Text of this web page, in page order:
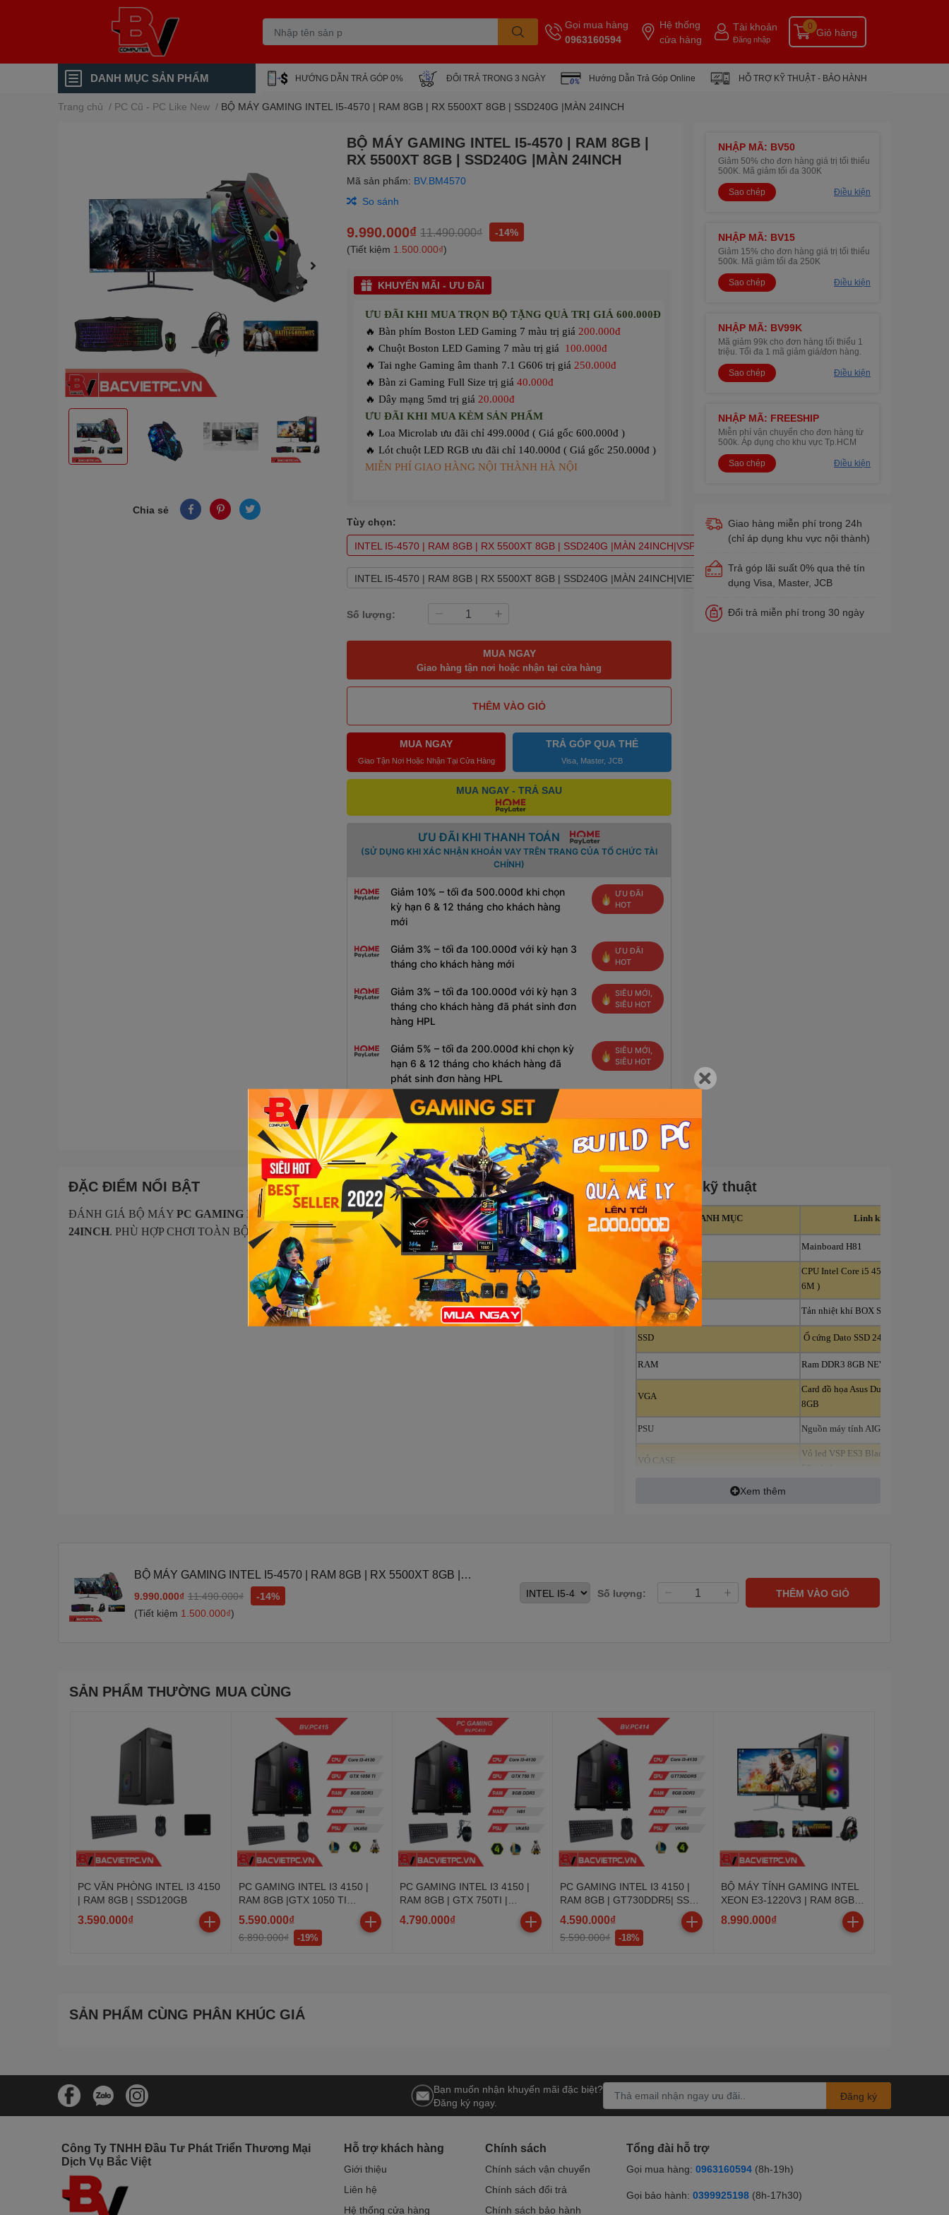
Gọi mua hàng
0963160594
Hệ thống
cửa hàng
Tài khoản
Đăng nhập
Giỏ hàng
0
DANH MỤC SẢN PHẨM HƯỚNG DẪN TRẢ GÓP 0% ĐỔI TRẢ TRONG 3 NGÀY Hướng Dẫn Trả Góp Online HỖ TRỢ KỸ THUẬT - BẢO HÀNH
Trang chủ / PC Cũ - PC Like New / BỘ MÁY GAMING INTEL I5-4570 | RAM 8GB | RX 5500XT 8GB | SSD240G |MÀN 24INCH
Chia sẻ
BỘ MÁY GAMING INTEL I5-4570 | RAM 8GB |
RX 5500XT 8GB | SSD240G |MÀN 24INCH
Mã sản phẩm: BV.BM4570
So sánh
9.990.000₫ 11.490.000₫
-14%
(Tiết kiệm 1.500.000₫)
KHUYẾN MÃI - ƯU ĐÃI
ƯU ĐÃI KHI MUA TRỌN BỘ TẶNG QUÀ TRỊ GIÁ 600.000Đ
🔥 Bàn phím Boston LED Gaming 7 màu trị giá 200.000đ
🔥 Chuột Boston LED Gaming 7 màu trị giá 100.000đ
🔥 Tai nghe Gaming âm thanh 7.1 G606 trị giá 250.000đ
🔥 Bàn zi Gaming Full Size trị giá40.000đ
🔥 Dây mạng 5md trị giá 20.000đ
ƯU ĐÃI KHI MUA KÈM SẢN PHẨM
🔥 Loa Microlab ưu đãi chỉ 499.000đ ( Giá gốc 600.000đ )
🔥 Lót chuột LED RGB ưu đãi chỉ 140.000đ ( Giá gốc 250.000đ )
MIỄN PHÍ GIAO HÀNG NỘI THÀNH HÀ NỘI
Tùy chọn:
INTEL I5-4570 | RAM 8GB | RX 5500XT 8GB | SSD240G |MÀN 24INCH|VSP ES3
INTEL I5-4570 | RAM 8GB | RX 5500XT 8GB | SSD240G |MÀN 24INCH|VIETTECH
Số lượng:
MUA NGAY
Giao hàng tận nơi hoặc nhận tại cửa hàng
THÊM VÀO GIỎ
MUA NGAY
Giao Tận Nơi Hoặc Nhận Tại Cửa Hàng
TRẢ GÓP QUA THẺ
Visa, Master, JCB
MUA NGAY - TRẢ SAU
ƯU ĐÃI KHI THANH TOÁN
(SỬ DỤNG KHI XÁC NHẬN KHOẢN VAY TRÊN TRANG CỦA TỔ CHỨC TÀI
CHÍNH)
Giảm 10% – tối đa 500.000đ khi chọn
kỳ hạn 6 & 12 tháng cho khách hàng
mới
ƯU ĐÃI
HOT
Giảm 3% – tối đa 100.000đ với kỳ hạn 3
tháng cho khách hàng mới
ƯU ĐÃI
HOT
Giảm 3% – tối đa 100.000đ với kỳ hạn 3
tháng cho khách hàng đã phát sinh đơn
hàng HPL
SIÊU MỚI,
SIÊU HOT
Giảm 5% – tối đa 200.000đ khi chọn kỳ
hạn 6 & 12 tháng cho khách hàng đã
phát sinh đơn hàng HPL
SIÊU MỚI,
SIÊU HOT
Powered by
Gọi đặt mua1800.0000
NHẬP MÃ: BV50
Giảm 50% cho đơn hàng giá trị tối thiểu
500K. Mã giảm tối đa 300K
Sao chép
Điều kiện
NHẬP MÃ: BV15
Giảm 15% cho đơn hàng giá trị tối thiểu
500k. Mã giảm tối đa 250K
Sao chép
Điều kiện
NHẬP MÃ: BV99K
Mã giảm 99k cho đơn hàng tối thiểu 1
triệu. Tối đa 1 mã giảm giá/đơn hàng.
Sao chép
Điều kiện
NHẬP MÃ: FREESHIP
Miễn phí vận chuyển cho đơn hàng từ
500k. Áp dụng cho khu vực Tp.HCM
Sao chép
Điều kiện
Giao hàng miễn phí trong 24h
(chỉ áp dụng khu vực nội thành)
Trả góp lãi suất 0% qua thẻ tín
dụng Visa, Master, JCB
Đổi trả miễn phí trong 30 ngày
ĐẶC ĐIỂM NỔI BẬT
ĐÁNH GIÁ BỘ MÁY PC GAMING INTEL I5-4570 | RAM 8GB | RX 5500XT 8GB | SSD240G |MÀN
24INCH. PHÙ HỢP CHƠI TOÀN BỘ CÁC GAME THỊNH HÀNH HIỆN NAY TRONG TẦM GIÁ TỐI ƯU .
Thông số kỹ thuật
DANH MỤC Linh kiện
MAINBOARD Mainboard H81
CPU
CPU Intel Core i5 4570 (3.60GHz,
6M )
TẢN NHIỆT Tản nhiệt khí BOX Stock Intel
SSD Ổ cứng Dato SSD 240GB Sata III
RAM Ram DDR3 8GB NEW
VGA
Card đồ họa Asus Dual RX 5500XT
8GB
PSU Nguồn máy tính AIGO VK 550
VỎ CASE
Vỏ led VSP ES3 Black - Full
Xem thêm
BỘ MÁY GAMING INTEL I5-4570 | RAM 8GB | RX 5500XT 8GB |
SSD240G |MÀN 24INCH
9.990.000₫ 11.490.000₫
-14%
(Tiết kiệm 1.500.000₫)
Số lượng: THÊM VÀO GIỎ
SẢN PHẨM THƯỜNG MUA CÙNG
PC VĂN PHÒNG INTEL I3 4150
| RAM 8GB | SSD120GB
3.590.000₫
PC GAMING INTEL I3 4150 |
RAM 8GB |GTX 1050 TI
|SSD120GB
5.590.000₫
6.890.000₫ -19%
PC GAMING INTEL I3 4150 |
RAM 8GB | GTX 750TI |
SSD120GB
4.790.000₫
PC GAMING INTEL I3 4150 |
RAM 8GB | GT730DDR5| SSD
120GB
4.590.000₫
5.590.000₫ -18%
BỘ MÁY TÍNH GAMING INTEL
XEON E3-1220V3 | RAM 8GB |
RX 5500XT 8GB | SSD240GB|
MÀN 24INCH
8.990.000₫
SẢN PHẨM CÙNG PHÂN KHÚC GIÁ
Bạn muốn nhận khuyến mãi đặc biệt?
Đăng ký ngay.
Đăng ký
Công Ty TNHH Đầu Tư Phát Triển Thương Mại
Dịch Vụ Bắc Việt
Hỗ trợ khách hàng
Giới thiệu
Liên hệ
Hệ thống cửa hàng
Chính sách
Chính sách vận chuyển
Chính sách đổi trả
Chính sách bảo hành
Tổng đài hỗ trợ
Gọi mua hàng: 0963160594 (8h-19h)
Gọi bảo hành: 0399925198 (8h-17h30)